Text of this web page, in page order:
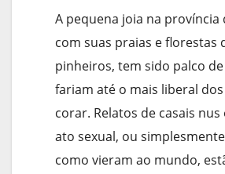
A pequena joia na província
com suas praias e florestas
pinheiros, tem sido palco
fariam até o mais liberal
corar. Relatos de casais
ato sexual, ou
como vieram ao mundo,